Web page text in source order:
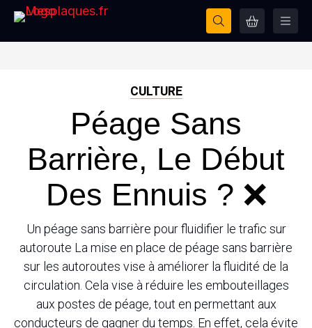
CULTURE
Péage Sans
Barrière, Le Début
Des Ennuis ? ❌
Un péage sans barrière pour fluidifier le trafic sur
autoroute La mise en place de péage sans barrière
sur les autoroutes vise à améliorer la fluidité de la
circulation. Cela vise à réduire les embouteillages
aux postes de péage, tout en permettant aux
conducteurs de gagner du temps. En effet, cela évite